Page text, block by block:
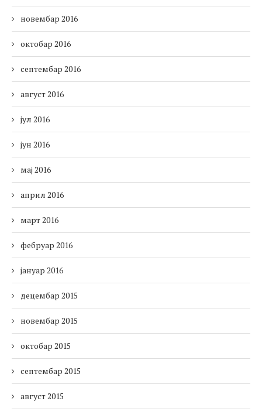
новембар 2016
октобар 2016
септембар 2016
август 2016
јул 2016
јун 2016
мај 2016
април 2016
март 2016
фебруар 2016
јануар 2016
децембар 2015
новембар 2015
октобар 2015
септембар 2015
август 2015